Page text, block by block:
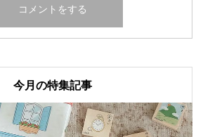
今月の特集記事